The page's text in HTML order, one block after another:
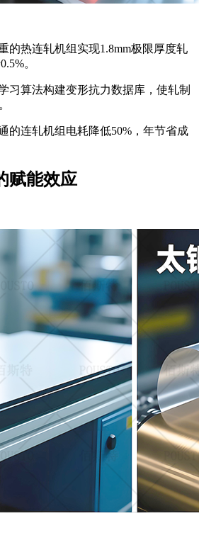
的热连轧机组实现1.8mm极限厚度轧
。
习算法构建变形抗力数据库，使轧制
的连轧机组电耗降低50%，年节省成
赋能效应